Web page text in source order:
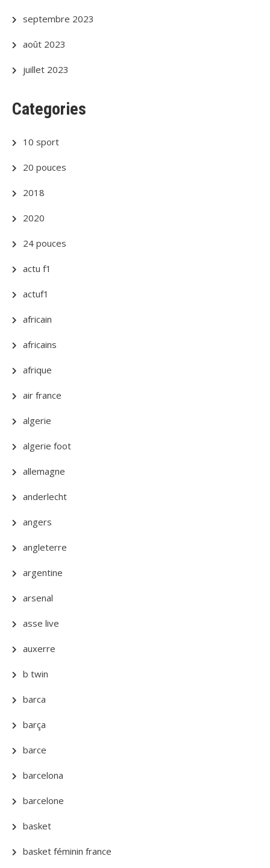
septembre 2023
août 2023
juillet 2023
Categories
10 sport
20 pouces
2018
2020
24 pouces
actu f1
actuf1
africain
africains
afrique
air france
algerie
algerie foot
allemagne
anderlecht
angers
angleterre
argentine
arsenal
asse live
auxerre
b twin
barca
barça
barce
barcelona
barcelone
basket
basket féminin france